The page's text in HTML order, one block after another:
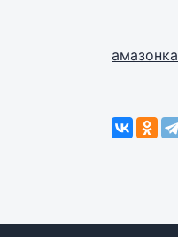
амазонка